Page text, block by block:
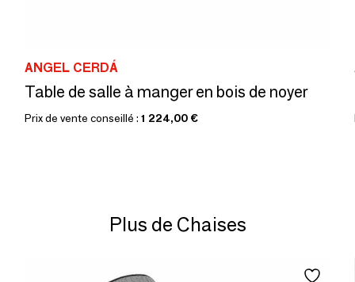
ANGEL CERDÁ
Table de salle à manger en bois de noyer
Prix de vente conseillé : 1 224,00 €
Plus de Chaises